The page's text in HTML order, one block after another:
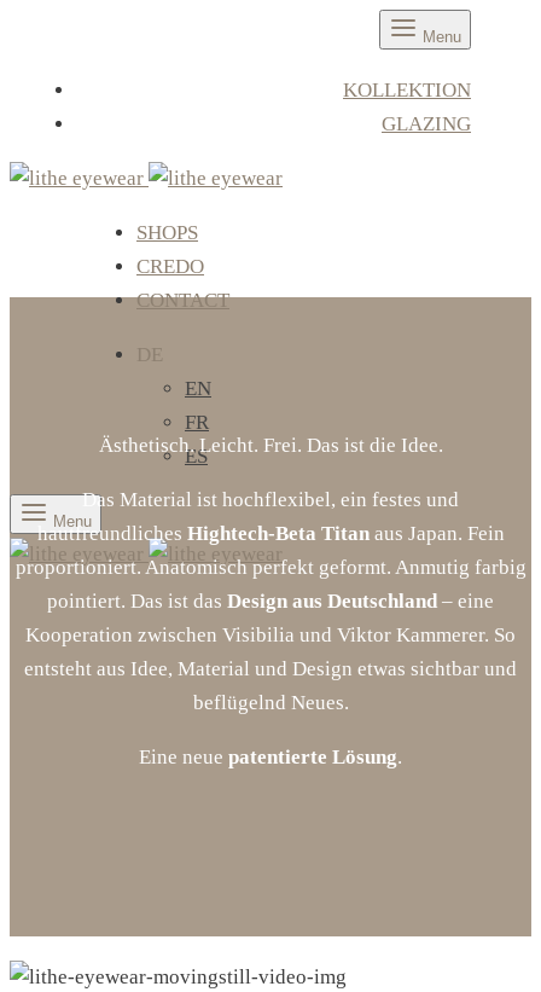
Menu
KOLLEKTION
GLAZING
SHOPS
CREDO
CONTACT
DE
EN
FR
ES
Menu
Ästhetisch. Leicht. Frei. Das ist die Idee.
Das Material ist hochflexibel, ein festes und
hautfreundliches Hightech-Beta Titanaus Japan. Fein
proportioniert. Anatomisch perfekt geformt. Anmutig farbig
pointiert. Das ist das Design aus Deutschland – eine
Kooperation zwischen Visibilia und Viktor Kammerer. So
entsteht aus Idee, Material und Design etwas sichtbar und
beflügelnd Neues.
Eine neue patentierte Lösung.